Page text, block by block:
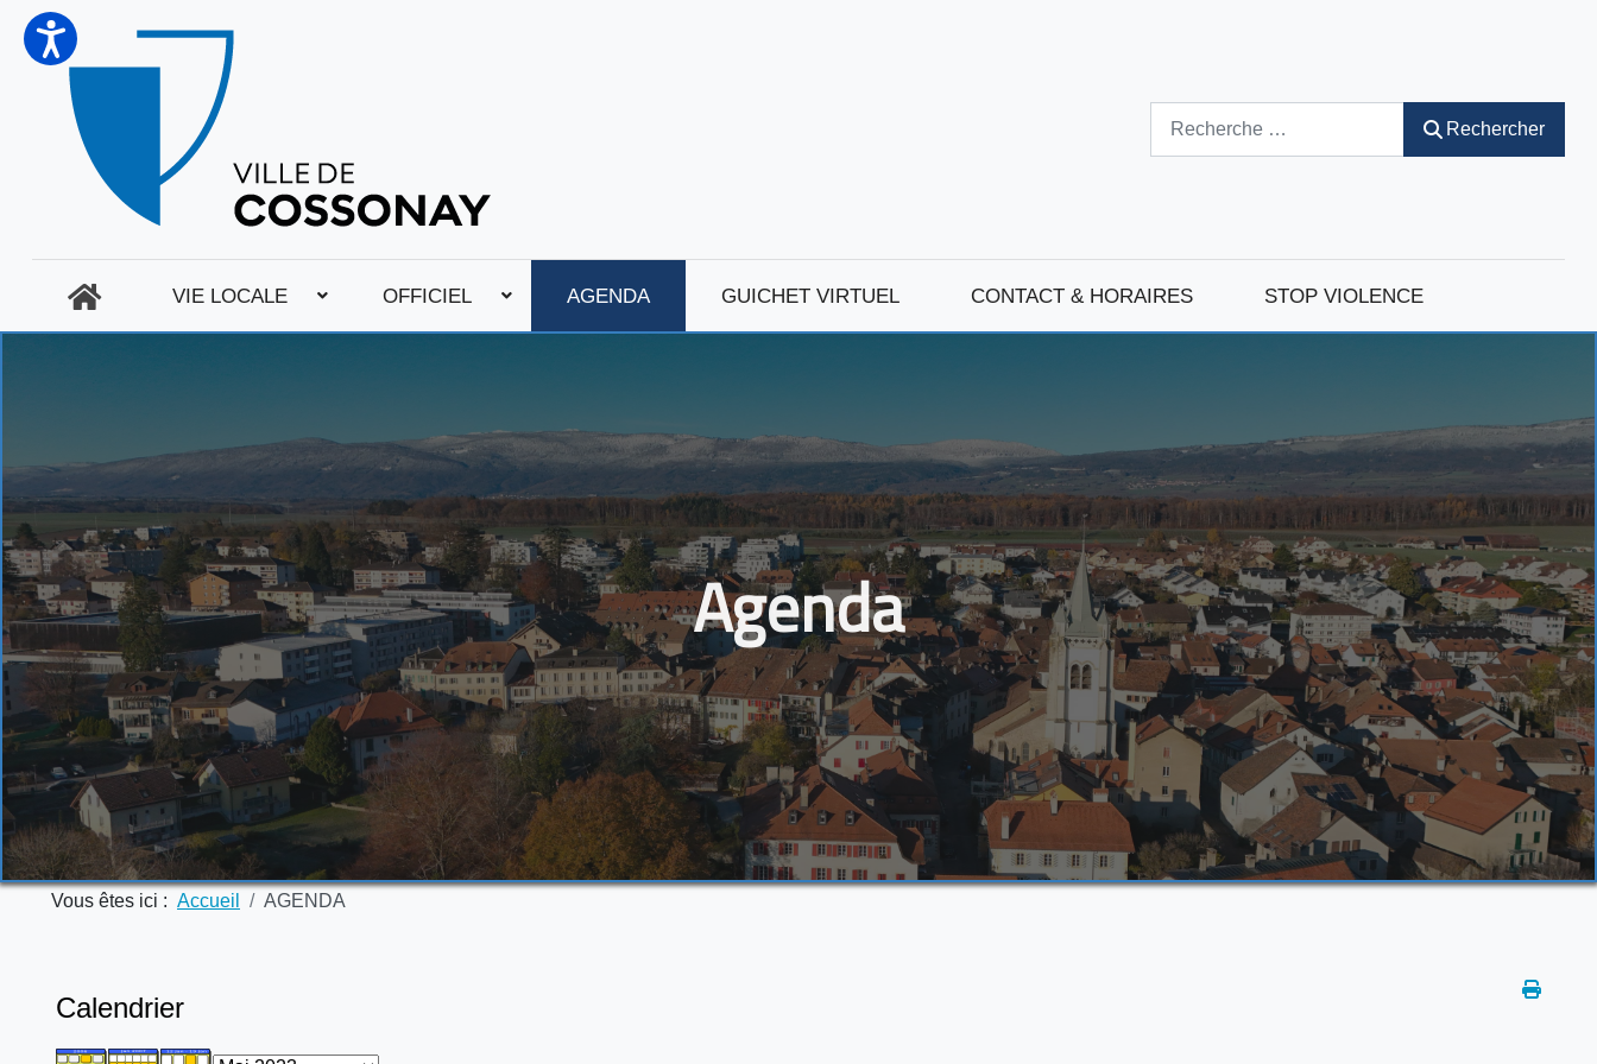
Rechercher
VIE LOCALE OFFICIEL AGENDA GUICHET VIRTUEL CONTACT & HORAIRES STOP VIOLENCE
Agenda
Vous êtes ici : Accueil AGENDA
Calendrier